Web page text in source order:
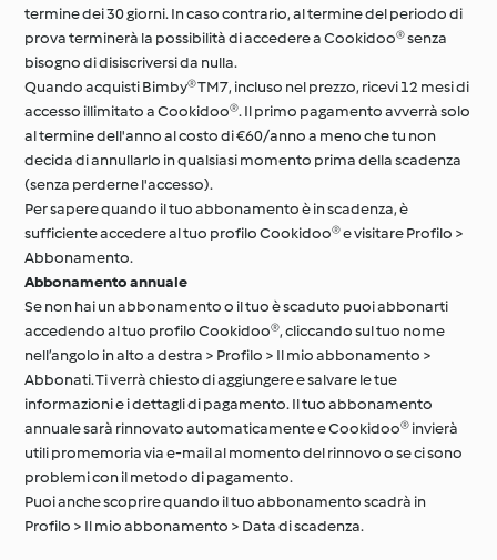
termine dei 30 giorni. In caso contrario, al termine del periodo di
prova terminerà la possibilità di accedere a Cookidoo® senza
bisogno di disiscriversi da nulla.
Quando acquisti Bimby® TM7, incluso nel prezzo, ricevi 12 mesi di
accesso illimitato a Cookidoo®. Il primo pagamento avverrà solo
al termine dell'anno al costo di €60/anno a meno che tu non
decida di annullarlo in qualsiasi momento prima della scadenza
(senza perderne l'accesso).
Per sapere quando il tuo abbonamento è in scadenza, è
sufficiente accedere al tuo profilo Cookidoo® e visitare Profilo >
Abbonamento.
Abbonamento annuale
Se non hai un abbonamento o il tuo è scaduto puoi abbonarti
accedendo al tuo profilo Cookidoo®, cliccando sul tuo nome
nell’angolo in alto a destra > Profilo > Il mio abbonamento >
Abbonati. Ti verrà chiesto di aggiungere e salvare le tue
informazioni e i dettagli di pagamento. Il tuo abbonamento
annuale sarà rinnovato automaticamente e Cookidoo® invierà
utili promemoria via e-mail al momento del rinnovo o se ci sono
problemi con il metodo di pagamento.
Puoi anche scoprire quando il tuo abbonamento scadrà in
Profilo > Il mio abbonamento > Data di scadenza.